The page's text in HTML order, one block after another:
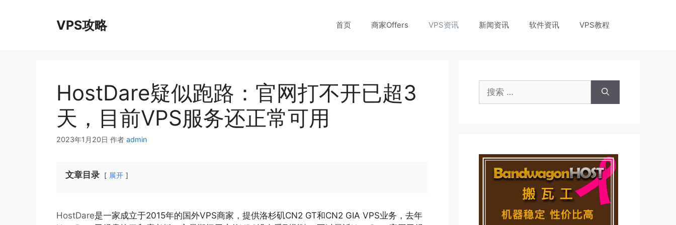
VPS攻略 首页 商家Offers VPS资讯 新闻资讯 软件资讯 VPS教程
HostDare疑似跑路：官网打不开已超3
天，目前VPS服务还正常可用
2023年1月20日 作者 admin
文章目录 展开
HostDare是一家成立于2015年的国外VPS商家，提供洛杉矶CN2 GT和CN2 GIA VPS业务，去年
索：